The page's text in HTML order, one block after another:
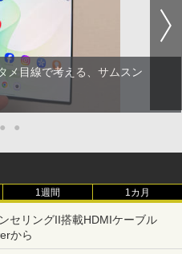
メ目線で考える、サムスン
● ●
1週間 1カ月
セリングII搭載HDMIケーブル
から